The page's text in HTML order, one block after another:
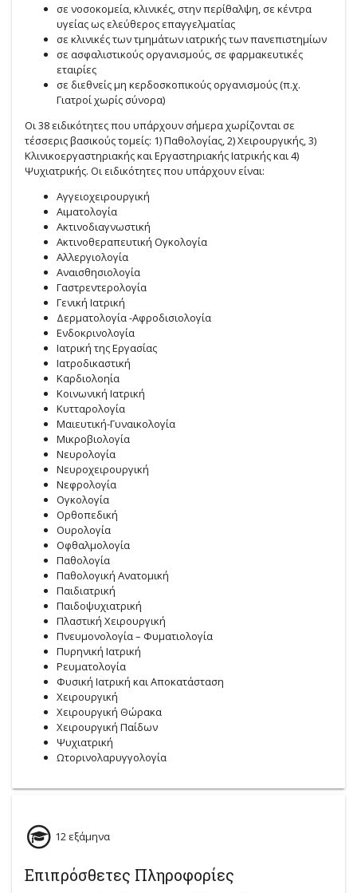
σε νοσοκομεία, κλινικές, στην περίθαλψη, σε κέντρα
υγείας ως ελεύθερος επαγγελματίας
σε κλινικές των τμημάτων ιατρικής των πανεπιστημίων
σε ασφαλιστικούς οργανισμούς, σε φαρμακευτικές
εταιρίες
σε διεθνείς μη κερδοσκοπικούς οργανισμούς (π.χ.
Γιατροί χωρίς σύνορα)
Οι 38 ειδικότητες που υπάρχουν σήμερα χωρίζονται σε
τέσσερις βασικούς τομείς: 1) Παθολογίας, 2) Χειρουργικής, 3)
Κλινικοεργαστηριακής και Εργαστηριακής Ιατρικής και 4)
Ψυχιατρικής. Οι ειδικότητες που υπάρχουν είναι:
Αγγειοχειρουργική
Αιματολογία
Ακτινοδιαγνωστική
Ακτινοθεραπευτική Ογκολογία
Αλλεργιολογία
Αναισθησιολογία
Γαστρεντερολογία
Γενική Ιατρική
Δερματολογία -Αφροδισιολογία
Ενδοκρινολογία
Ιατρική της Εργασίας
Ιατροδικαστική
Καρδιολοηία
Κοινωνική Ιατρική
Κυτταρολογία
Μαιευτική-Γυναικολογία
Μικροβιολογία
Νευρολογία
Νευροχειρουργική
Νεφρολογία
Ογκολογία
Ορθοπεδική
Ουρολογία
Οφθαλμολογία
Παθολογία
Παθολογική Ανατομική
Παιδιατρική
Παιδοψυχιατρική
Πλαστική Χειρουργική
Πνευμονολογία – Φυματιολογία
Πυρηνική Ιατρική
Ρευματολογία
Φυσική Ιατρική και Αποκατάσταση
Χειρουργική
Χειρουργική Θώρακα
Χειρουργική Παίδων
Ψυχιατρική
Ωτορινολαρυγγολογία
12 εξάμηνα
Επιπρόσθετες Πληροφορίες